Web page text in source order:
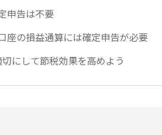
申告は不要
座の損益通算には確定申告が必要
にして節税効果を高めよう